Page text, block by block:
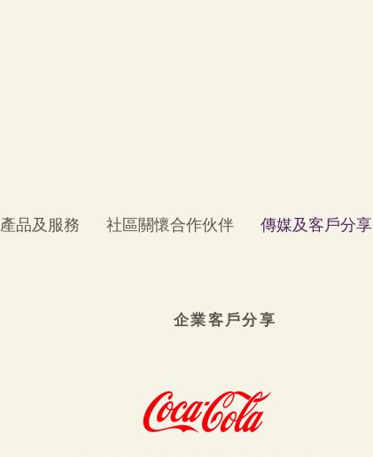
產品及服務 社區關懷合作伙伴 傳媒及客戶分享
企業客戶分享